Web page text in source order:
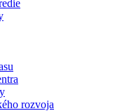
rozvoja